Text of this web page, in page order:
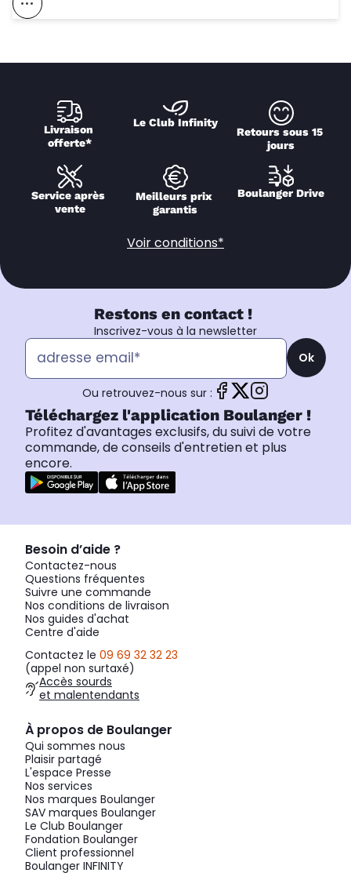
Voir Ce Magasin Sur La Carte
Livraison
offerte*
Le Club Infinity
Retours sous 15
jours
Service après
vente
Meilleurs prix
garantis
Boulanger Drive
Voir conditions*
Restons en contact !
Inscrivez-vous à la newsletter
Ok
Ou retrouvez-nous sur :
Téléchargez l'application Boulanger !
Profitez d'avantages exclusifs, du suivi de votre
commande, de conseils d'entretien et plus
encore.
Besoin d’aide ?
Contactez-nous
Questions fréquentes
Suivre une commande
Nos conditions de livraison
Nos guides d'achat
Centre d'aide
Contactez le 09 69 32 32 23
(appel non surtaxé)
Accès sourds
et malentendants
À propos de Boulanger
Qui sommes nous
Plaisir partagé
L'espace Presse
Nos services
Nos marques Boulanger
SAV marques Boulanger
Le Club Boulanger
Fondation Boulanger
Client professionnel
Boulanger INFINITY